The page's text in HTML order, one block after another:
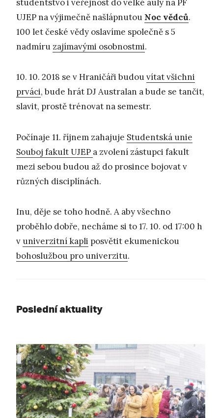
studentstvo i veřejnost do velké auly na PF
UJEP na výjimečně našlápnutou Noc vědců.
100 let české vědy oslavíme společně s 5
nadmíru zajímavými osobnostmi.
10. 10. 2018 se v Hraničáři budouvítat všichni
prváci, bude hrát DJ Australan a bude se tančit,
slavit, prostě trénovat na semestr.
Počínaje 11. říjnem zahajuje Studentská unie
Souboj fakult UJEP a zvolení zástupci fakult
mezi sebou budou až do prosince bojovat v
různých disciplínách.
Inu, děje se toho hodně. A aby všechno
proběhlo dobře, necháme si to 17. 10. od 17:00 h
v univerzitní kapli posvětit ekumenickou
bohoslužbou pro univerzitu.
Poslední aktuality